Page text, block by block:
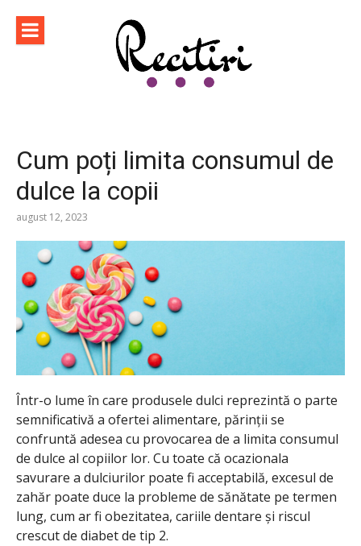
conținut
Cum poți limita consumul de
dulce la copii
august 12, 2023
Într-o lume în care produsele dulci reprezintă o parte
semnificativă a ofertei alimentare, părinții se
confruntă adesea cu provocarea de a limita consumul
de dulce al copiilor lor. Cu toate că ocazionala
savurare a dulciurilor poate fi acceptabilă, excesul de
zahăr poate duce la probleme de sănătate pe termen
lung, cum ar fi obezitatea, cariile dentare și riscul
crescut de diabet de tip 2.